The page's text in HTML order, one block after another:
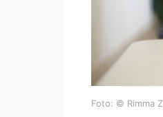
Foto: © Rimma